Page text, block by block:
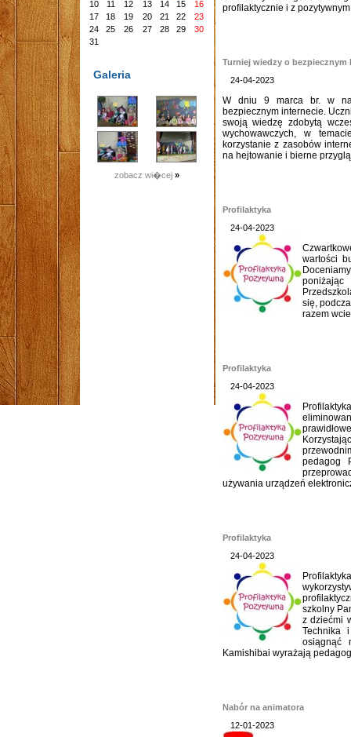
10
11 12 13 14 15
16
17
18 19 20 21 22
23
24
25 26 27 28 29
30
31
Galeria
zobacz wi�cej »
profilaktycznie i z
Turniej wiedzy o bezpiecznym
24-04-2023
W dniu 9 marca br. w
bezpiecznym internecie.
swoją wiedzę zdobytą
wychowawczych, w
korzystanie z zasobów
na hejtowanie i bierne
Profilaktyka
24-04-2023
wartości
się,
razem
Profilaktyka
24-04-2023
pedagog
używania urządzeń
Profilaktyka
24-04-2023
szkolny
z dziećmi
Technika
osiągnąć
Kamishibai wyrażają
Nabór na animatora
12-01-2023